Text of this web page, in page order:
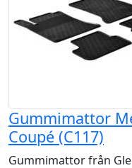
Gummimattor
Coupé (C117)
Gummimattor från